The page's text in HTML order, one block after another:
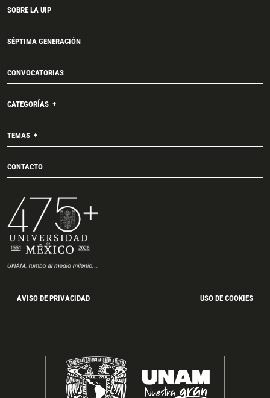
SOBRE LA UIP
SÉPTIMA GENERACIÓN
CONVOCATORIAS
CATEGORÍAS
TEMAS
CONTACTO
AVISO DE PRIVACIDAD USO DE COOKIES